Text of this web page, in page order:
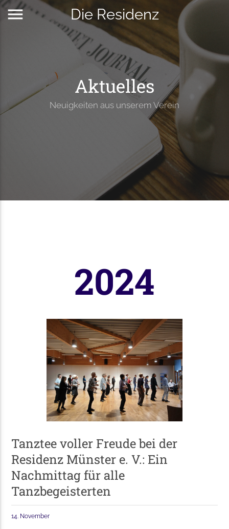
Die Residenz
menu
Aktuelles
Neuigkeiten aus unserem Verein
2024
Tanztee voller Freude bei der
Residenz Münster e. V.: Ein
Nachmittag für alle
Tanzbegeisterten
14. November